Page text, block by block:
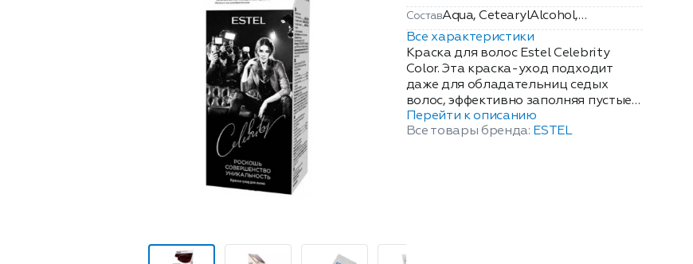
СоставAqua, CetearylAlcohol,
StearicAcid, CeraAlba(Beeswax),
CocamideMEA, Laureth-2,
MineralOil
(ParaffinumLiquidum),Ethoxydiglycol,
Ceteareth-20, PEG-8 Distearate,
PrunusPersica (Peach) KernelOil,
AmmoniumHydroxide,
Все характеристики
Краска для волос Estel Celebrity
Color. Эта краска-уход подходит
даже для обладательниц седых
волос, эффективно заполняя пустые
волосяные стержни цветовым
пигментом и делая их вид
окрашивания позволяет создать
выразительные оттенки,
Перейти к описанию
Все товары бренда: ESTEL